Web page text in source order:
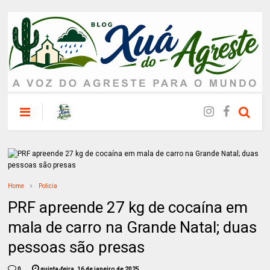
Home Policia
PRF apreende 27 kg de cocaína em
mala de carro na Grande Natal; duas
pessoas são presas